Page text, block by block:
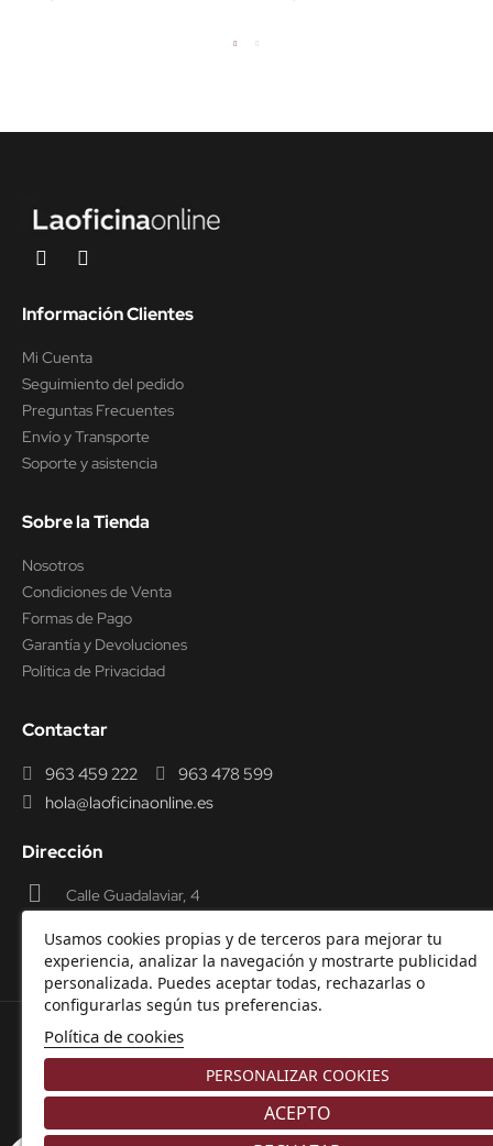
Usamos cookies propias y de terceros para mejorar tu
experiencia, analizar la navegación y mostrarte publicidad
personalizada. Puedes aceptar todas, rechazarlas o
configurarlas según tus preferencias.
Política de cookies
PERSONALIZAR COOKIES
ACEPTO
Información Clientes
Mi Cuenta
Seguimiento del pedido
Preguntas Frecuentes
Envío y Transporte
Soporte y asistencia
Sobre la Tienda
Nosotros
Condiciones de Venta
Formas de Pago
Garantía y Devoluciones
Política de Privacidad
Contactar
963 459 222
963 478 599
hola@laoficinaonline.es
Dirección
Calle Guadalaviar, 4
© 2000-2026 Laoficinaonline.
Aviso Legal-Política de cookies-Política de
Privacidad-Garantía y Devoluciones.